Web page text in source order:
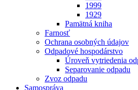
1999
1929
Pamätná kniha
Farnosť
Ochrana osobných údajov
Odpadové hospodárstvo
Úroveň vytriedenia
Separovanie odpadu
Zvoz odpadu
Samospráva